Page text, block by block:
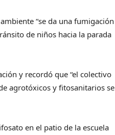
“se da una fumigación
de niños hacia la parada
y recordó que “el colectivo
agrotóxicos y fitosanitarios se
en el patio de la escuela